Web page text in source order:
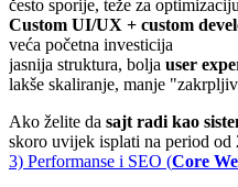
često sporije, teže za
Custom UI/UX + custom
veća početna investicija
jasnija struktura, bolja user
lakše skaliranje, manje
Ako želite da sajt radi kao
skoro uvijek isplati na period od
3) Performanse i SEO (Core